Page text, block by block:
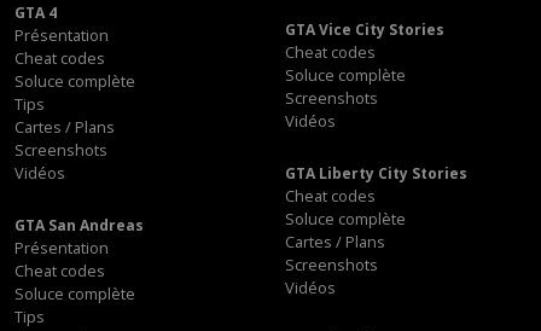
GTA 4
Présentation
Cheat codes
Soluce complète
Tips
Cartes / Plans
Screenshots
Vidéos
GTA Vice City Stories
Cheat codes
Soluce complète
Screenshots
Vidéos
GTA Liberty City Stories
Cheat codes
Soluce complète
Cartes / Plans
Screenshots
Vidéos
GTA San Andreas
Présentation
Cheat codes
Soluce complète
Tips